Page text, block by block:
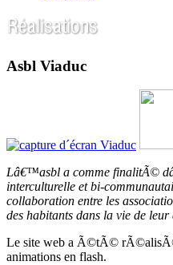
Asbl Viaduc
Lâ€™asbl a comme finalitÃ©
interculturelle et bi-
collaboration entre les
des habitants dans la vie de leur
Le site web a Ã©tÃ©
animations en flash.